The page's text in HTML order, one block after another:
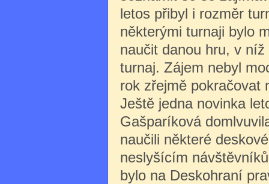
letos přibyl i rozměr
některými turnaji bylo
naučit danou hru, v
turnaj. Zájem nebyl
rok zřejmě pokračovat
Ještě jedna novinka
Gašparíková
naučili některé
neslyšícím
bylo na Deskohraní